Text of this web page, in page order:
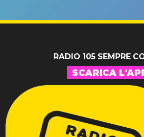
RADIO 105 SEMPRE
SCARICA